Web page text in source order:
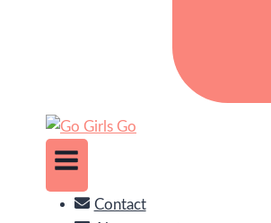
Contact